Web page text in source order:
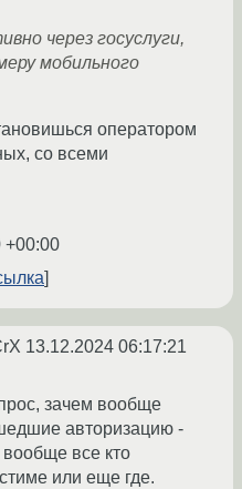
через госуслуги,
мобильного
оператором
со всеми
+00:00
13.12.2024 06:17:21
зачем вообще
авторизацию -
вообще все кто
или еще где.